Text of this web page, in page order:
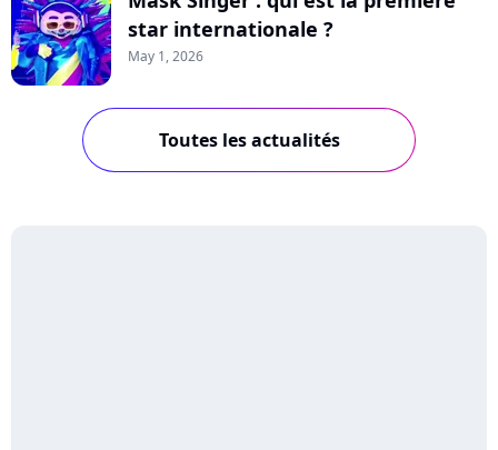
star internationale ?
May 1, 2026
Toutes les actualités